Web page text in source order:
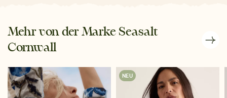
Mehr von der Marke Seasalt
Cornwall
NEU